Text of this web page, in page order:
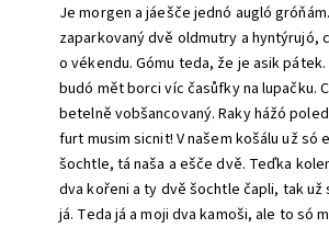
Je morgen a jáešče jednó augló gróňám.
zaparkovaný dvě oldmutry a hyntýrujó,
o vékendu. Gómu teda, že je asik
budó mět borci víc časůfky na lupačku.
betelně vobšancovaný. Raky hážó
furt musim sicnit! Vnašem košálu už só
šochtle, tá naša a ešče dvě. Teďka
dva kořeni aty dvě šochtle čapli, tak už
já. Teda já amoji dva kamoši, ale to só